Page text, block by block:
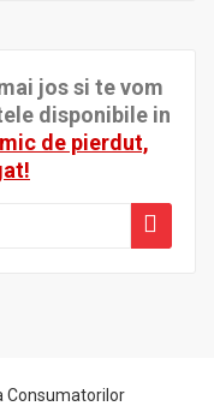
jos si te vom
disponibile in
de pierdut,